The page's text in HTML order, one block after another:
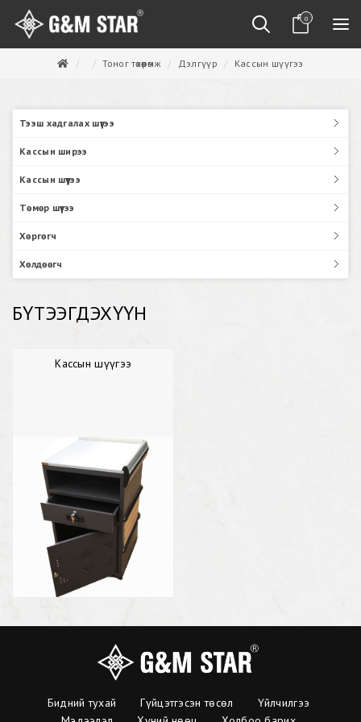
0
Тоног төхөөрөмж Дэлгүүр Кассын шүүгээ
Тээш хадгалах шүүгээ
Кассын ширээ
Кассын шүүгээ
Төмөр шүүгээ
Хөргөгч
Хөлдөөгч
БҮТЭЭГДЭХҮҮН
Кассын шүүгээ
Бидний тухай Гүйцэтгэсэн төсөл
Үйлчилгээ